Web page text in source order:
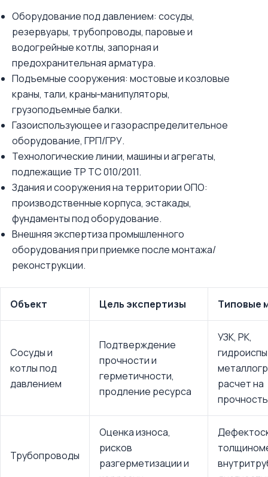
Оборудование под давлением: сосуды,
резервуары, трубопроводы, паровые и
водогрейные котлы, запорная и
предохранительная арматура.
Подъемные сооружения: мостовые и козловые
краны, тали, краны‑манипуляторы,
грузоподъемные балки.
Газоиспользующее и газораспределительное
оборудование, ГРП/ГРУ.
Технологические линии, машины и агрегаты,
подлежащие ТР ТС 010/2011.
Здания и сооружения на территории ОПО:
производственные корпуса, эстакады,
фундаменты под оборудование.
Внешняя экспертиза промышленного
оборудования при приемке после монтажа/
реконструкции.
Объект Цель экспертизы Типовые
Сосуды и
котлы под
давлением
Подтверждение
прочности и
герметичности,
продление ресурса
УЗК, РК,
расчет на
прочность
Трубопроводы
Оценка износа,
рисков
разгерметизации и